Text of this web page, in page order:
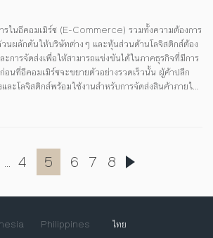
รในอีคอมเมิร์ซ (E-Commerce) รวมทั้งความต้องการ
นผลักดันให้บริษัทต่างๆ และหุ้นส่วนด้านโลจิสติกส์ต้อง
การจัดส่งเพื่อให้สามารถแข่งขันได้ในภาคธุรกิจที่มีการ
อนที่อีคอมเมิร์ซจะขยายตัวอย่างรวดเร็วนั้น ผู้ค้าปลีก
ละโลจิสติกส์พร้อมใช้งานสำหรับการจัดส่งสินค้าภายใน
ตรฐานใหม่ที่ลูกค้าคาดหวัง ในอดีต ระยะเวลา
งของโกดังและเครือข่ายโลจิสติกส์ ...
... 4 5 6 7 8
Philippines ไทย